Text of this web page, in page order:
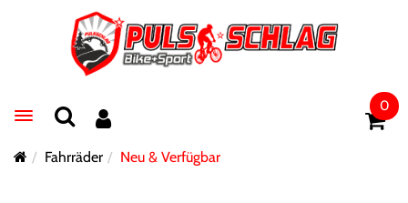
Toggle navigation
0
Fahrräder Neu & Verfügbar